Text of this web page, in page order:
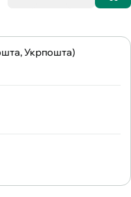
Укрпошта)